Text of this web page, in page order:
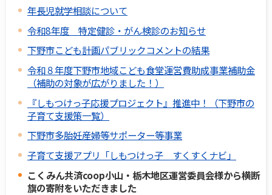
年長児就学相談について
令和8年度 特定健診・がん検診のお知らせ
下野市こども計画パブリックコメントの結果
令和８年度下野市地域こども食堂運営費助成事業補助金
（補助の対象が広がりました！）
『しもつけっ子応援プロジェクト』推進中！（下野市の
子育て支援策一覧）
下野市多胎妊産婦等サポーター等事業
子育て支援アプリ「しもつけっ子 すくすくナビ」
こくみん共済coop小山・栃木地区運営委員会様から横断
旗の寄附をいただきました